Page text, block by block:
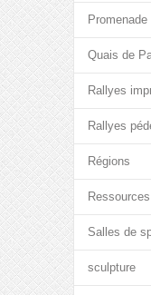
Quais de
Rallyes
Rallyes
Régions
Ressources
Salles de
sculpture